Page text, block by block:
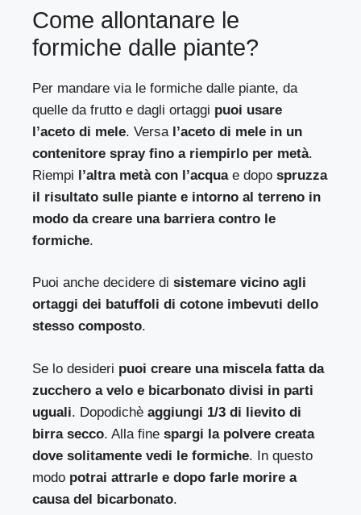
Come allontanare le
formiche dalle piante?
Per mandare via le formiche dalle piante, da
quelle da frutto e dagli ortaggi puoi usare
l’aceto di mele. Versa l’aceto di mele in un
contenitore spray fino a riempirlo per metà.
Riempi l’altra metà con l’acquae dopospruzza
il risultato sulle piante e intorno al terreno in
modo da creare una barriera contro le
formiche.
Puoi anche decidere disistemare vicino agli
ortaggi dei batuffoli di cotone imbevuti dello
stesso composto.
Se lo desideri puoi creare una miscela fatta da
zucchero a velo e bicarbonato divisi in parti
uguali. Dopodichèaggiungi 1/3 di lievito di
birra secco. Alla fine spargi la polvere creata
dove solitamente vedi le formiche. In questo
modo potrai attrarle e dopo farle morire a
causa del bicarbonato.